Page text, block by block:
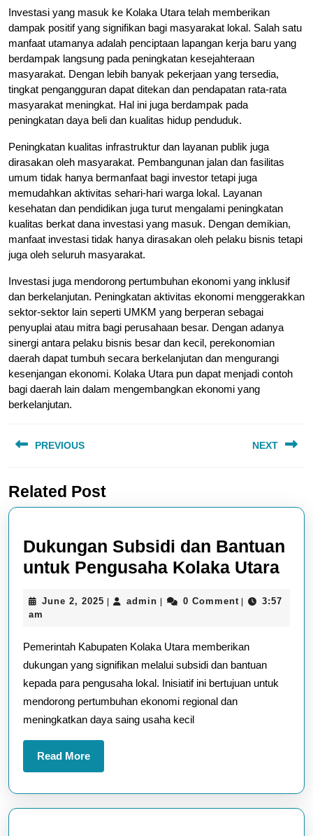
Investasi yang masuk ke Kolaka Utara telah memberikan
dampak positif yang signifikan bagi masyarakat lokal. Salah satu
manfaat utamanya adalah penciptaan lapangan kerja baru yang
berdampak langsung pada peningkatan kesejahteraan
masyarakat. Dengan lebih banyak pekerjaan yang tersedia,
tingkat pengangguran dapat ditekan dan pendapatan rata-rata
masyarakat meningkat. Hal ini juga berdampak pada
peningkatan daya beli dan kualitas hidup penduduk.
Peningkatan kualitas infrastruktur dan layanan publik juga
dirasakan oleh masyarakat. Pembangunan jalan dan fasilitas
umum tidak hanya bermanfaat bagi investor tetapi juga
memudahkan aktivitas sehari-hari warga lokal. Layanan
kesehatan dan pendidikan juga turut mengalami peningkatan
kualitas berkat dana investasi yang masuk. Dengan demikian,
manfaat investasi tidak hanya dirasakan oleh pelaku bisnis tetapi
juga oleh seluruh masyarakat.
Investasi juga mendorong pertumbuhan ekonomi yang inklusif
dan berkelanjutan. Peningkatan aktivitas ekonomi menggerakkan
sektor-sektor lain seperti UMKM yang berperan sebagai
penyuplai atau mitra bagi perusahaan besar. Dengan adanya
sinergi antara pelaku bisnis besar dan kecil, perekonomian
daerah dapat tumbuh secara berkelanjutan dan mengurangi
kesenjangan ekonomi. Kolaka Utara pun dapat menjadi contoh
bagi daerah lain dalam mengembangkan ekonomi yang
berkelanjutan.
navigation
PREVIOUS
post:
NEXT
Related Post
Dukungan Subsidi dan Bantuan
untuk Pengusaha Kolaka Utara
dan
June 2, 2025 June
| admin admin
| 0 Comment |
3:57
am
Pemerintah Kabupaten Kolaka Utara memberikan
dukungan yang signifikan melalui subsidi dan bantuan
kepada para pengusaha lokal. Inisiatif ini bertujuan untuk
mendorong pertumbuhan ekonomi regional dan
meningkatkan daya saing usaha kecil
Read MoreRead
More